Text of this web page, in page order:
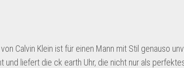
Calvin Klein ist für einen Mann mit Stil genauso
und liefert die ck earth Uhr, die nicht nur als